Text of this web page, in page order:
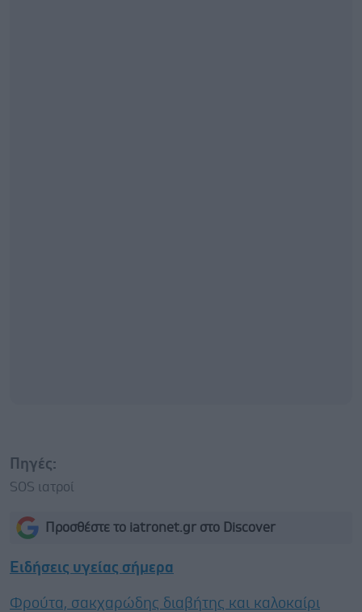
Πηγές:
SOS ιατροί
Προσθέστε το iatronet.gr στο Discover
Ειδήσεις υγείας σήμερα
Φρούτα, σακχαρώδης διαβήτης και καλοκαίρι